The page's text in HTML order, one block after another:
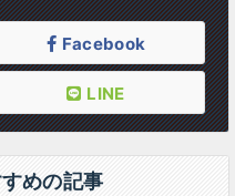
Facebook
LINE
めの記事